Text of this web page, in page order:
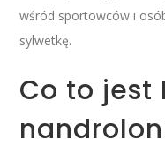
wśród sportowców i
sylwetkę.
Co to jest